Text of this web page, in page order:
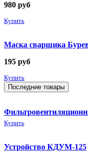
980 руб
Купить
Маска сварщика
195 руб
Купить
Последние товары
Купить
Устройство КДУМ-125